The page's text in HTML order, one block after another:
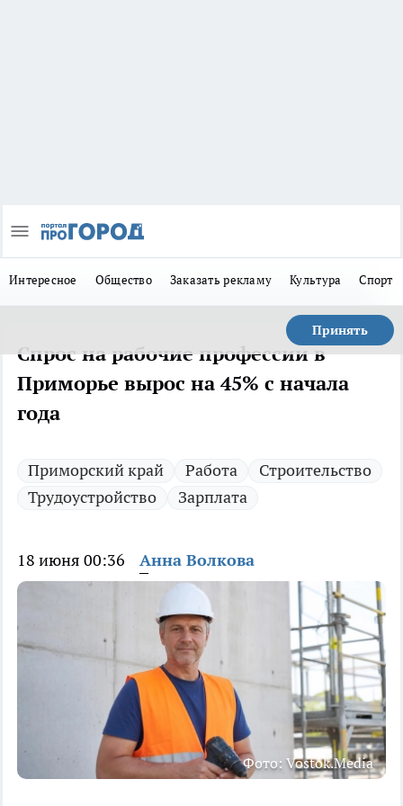
Интересное Общество Заказать рекламу Культура Спорт
Принять
Спрос на рабочие профессии в
Приморье вырос на 45% с начала
года
Приморский край Работа
Строительство
Трудоустройство
Зарплата
18 июня 00:36 Анна Волкова
Фото: Vostok.Media